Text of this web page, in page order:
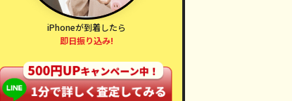
iPhoneが到着したら
即日振り込み!